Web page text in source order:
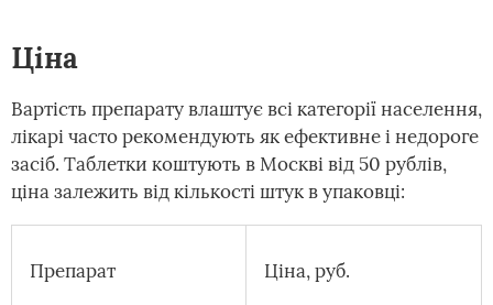
Ціна
Вартість препарату влаштує всі категорії населення,
лікарі часто рекомендують як ефективне і недороге
засіб. Таблетки коштують в Москві від 50 рублів,
ціна залежить від кількості штук в упаковці:
Препарат Ціна, руб.